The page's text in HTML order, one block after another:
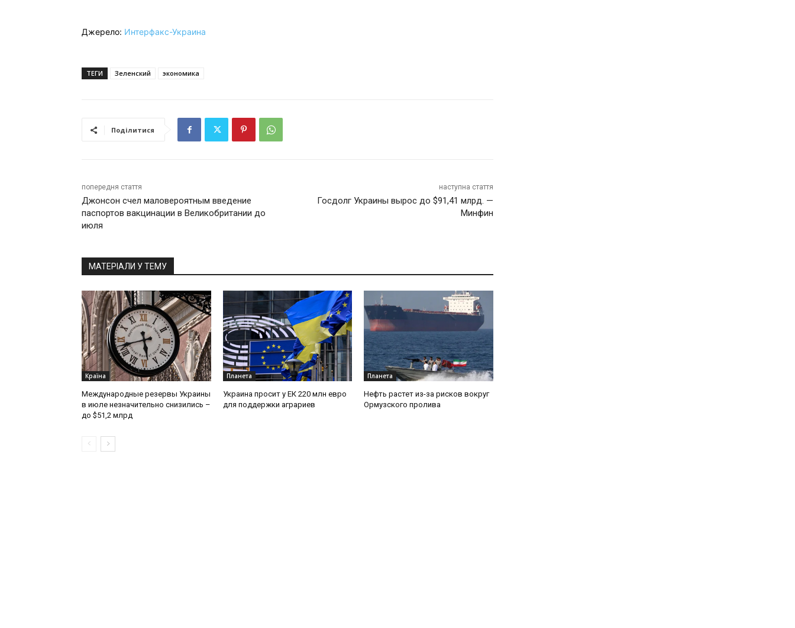
Джерело: Интерфакс-Украина
ТЕГИ Зеленский экономика
Поділитися
попередня стаття
Джонсон счел маловероятным введение
паспортов вакцинации в Великобритании до
июля
наступна стаття
Госдолг Украины вырос до $91,41 млрд. —
Минфин
МАТЕРІАЛИ У ТЕМУ
Країна
Международные резервы Украины
в июле незначительно снизились –
до $51,2 млрд
Планета
Украина просит у ЕК 220 млн евро
для поддержки аграриев
Планета
Нефть растет из-за рисков вокруг
Ормузского пролива